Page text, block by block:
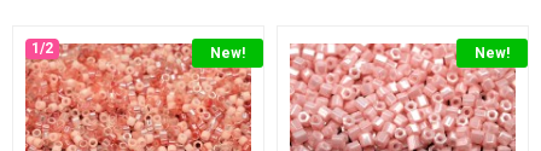
New! New!